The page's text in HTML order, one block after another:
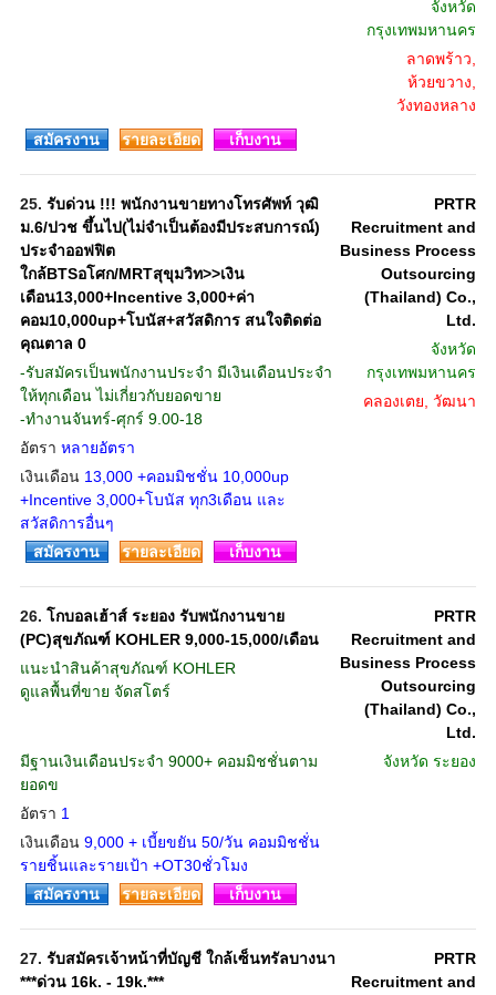
จังหวัด
กรุงเทพมหานคร
ลาดพร้าว,
ห้วยขวาง,
วังทองหลาง
สมัครงาน
รายละเอียด เก็บงาน
25. รับด่วน !!! พนักงานขายทางโทรศัพท์ วุฒิ
ม.6/ปวช ขึ้นไป(ไม่จำเป็นต้องมีประสบการณ์)
ประจำออฟฟิต
ใกล้BTSอโศก/MRTสุขุมวิท>>เงิน
เดือน13,000+Incentive 3,000+ค่า
คอม10,000up+โบนัส+สวัสดิการ สนใจติดต่อ
คุณตาล 0
-รับสมัครเป็นพนักงานประจำ มีเงินเดือนประจำ
ให้ทุกเดือน ไม่เกี่ยวกับยอดขาย
-ทำงานจันทร์-ศุกร์ 9.00-18
อัตรา หลายอัตรา
เงินเดือน 13,000 +คอมมิชชั่น 10,000up
+Incentive 3,000+โบนัส ทุก3เดือน และ
สวัสดิการอื่นๆ
PRTR
Recruitment and
Business Process
Outsourcing
(Thailand) Co.,
Ltd.
จังหวัด
กรุงเทพมหานคร
คลองเตย, วัฒนา
สมัครงาน รายละเอียด เก็บงาน
26. โกบอลเฮ้าส์ ระยอง รับพนักงานขาย
(PC)สุขภัณฑ์ KOHLER 9,000-15,000/เดือน
แนะนำสินค้าสุขภัณฑ์ KOHLER
ดูแลพื้นที่ขาย จัดสโตร์
มีฐานเงินเดือนประจำ 9000+ คอมมิชชั่นตาม
ยอดข
อัตรา 1
เงินเดือน 9,000 + เบี้ยขยัน 50/วัน คอมมิชชั่น
รายชิ้นและรายเป้า +OT30ชั่วโมง
PRTR
Recruitment and
Business Process
Outsourcing
(Thailand) Co.,
Ltd.
จังหวัด ระยอง
สมัครงาน รายละเอียด เก็บงาน
27. รับสมัครเจ้าหน้าที่บัญชี ใกล้เซ็นทรัลบางนา
***ด่วน 16k. - 19k.***
PRTR
Recruitment and